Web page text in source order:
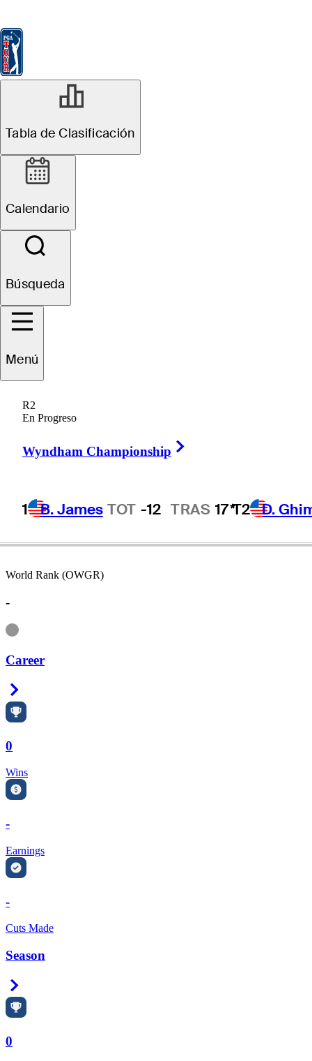
Tabla de Clasificación
Calendario
Búsqueda
Menú
R2
En Progreso
Wyndham Championship
1 B. James TOT -12 TRAS 17*T2 D.
Ralph
UNITED STATES
World Rank (OWGR)
-
Information
Career
0
Wins
-
Earnings
-
Cuts Made
Season
0